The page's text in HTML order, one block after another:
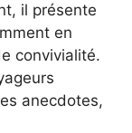
il présente
en
convivialité.
anecdotes,